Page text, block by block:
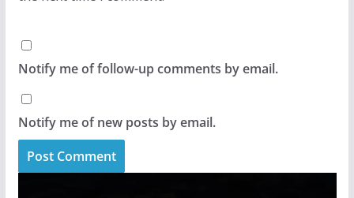
Notify me of follow-up comments by email.
Notify me of new posts by email.